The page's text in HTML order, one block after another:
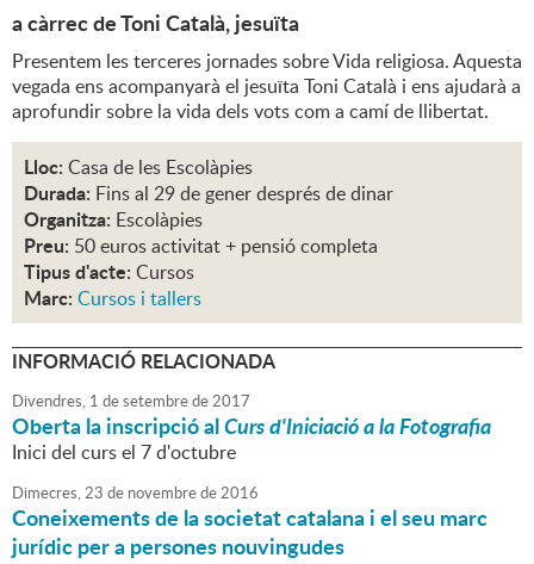
a càrrec de Toni Català, jesuïta
Presentem les terceres jornades sobre Vida religiosa. Aquesta
vegada ens acompanyarà el jesuïta Toni Català i ens ajudarà a
aprofundir sobre la vida dels vots com a camí de llibertat.
Lloc: Casa de les Escolàpies
Durada: Fins al 29 de gener després de dinar
Organitza: Escolàpies
Preu: 50 euros activitat + pensió completa
Tipus d'acte: Cursos
Marc: Cursos i tallers
INFORMACIÓ RELACIONADA
Divendres, 1 desetembrede2017
Oberta la inscripció alCurs d'Iniciació a la Fotografia
Inici del curs el 7 d'octubre
Dimecres,23 de novembrede2016
Coneixements de la societat catalana i el seu marc
jurídic per a persones nouvingudes